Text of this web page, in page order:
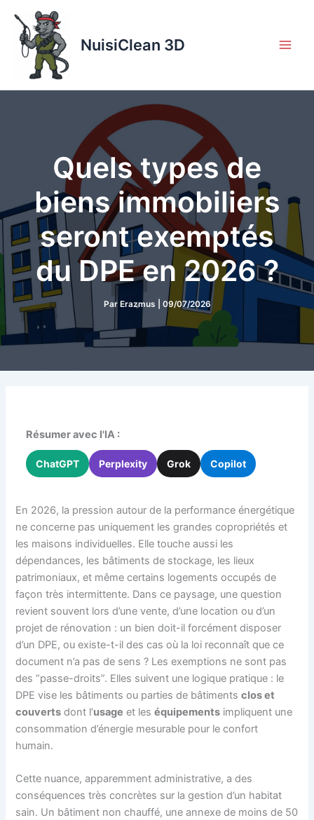
contenu
NuisiClean 3D
Quels types de
biens immobiliers
seront exemptés
du DPE en 2026 ?
Par Erazmus 09/07/2026
Résumer avec l'IA :
ChatGPT Perplexity Grok Copilot
En 2026, la pression autour de la performance énergétique
ne concerne pas uniquement les grandes copropriétés et
les maisons individuelles. Elle touche aussi les
dépendances, les bâtiments de stockage, les lieux
patrimoniaux, et même certains logements occupés de
façon très intermittente. Dans ce paysage, une question
revient souvent lors d’une vente, d’une location ou d’un
projet de rénovation : un bien doit-il forcément disposer
d’un DPE, ou existe-t-il des cas où la loi reconnaît que ce
document n’a pas de sens ? Les exemptions ne sont pas
des “passe-droits”. Elles suivent une logique pratique : le
DPE vise les bâtiments ou parties de bâtimentsclos et
couverts dont l’usage et leséquipements impliquent une
consommation d’énergie mesurable pour le confort
humain.
Cette nuance, apparemment administrative, a des
conséquences très concrètes sur la gestion d’un habitat
sain. Un bâtiment non chauffé, une annexe de moins de 50